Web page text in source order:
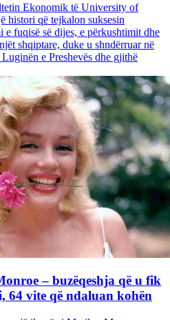
Ekonomik të University of
histori që tejkalon suksesin
fuqisë së dijes, e përkushtimit dhe
shqiptare, duke u shndërruar në
e Preshevës dhe gjithë
– buzëqeshja që u fik
64 vite që ndaluan kohën